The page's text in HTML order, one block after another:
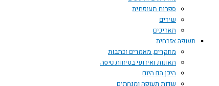
ספרות תעופתית
שירים
תאריכים
תעופה אזרחית
מחקרים, מאמרים וכתבות
תאונות ואירועי בטיחות טיסה
היכן הם היום